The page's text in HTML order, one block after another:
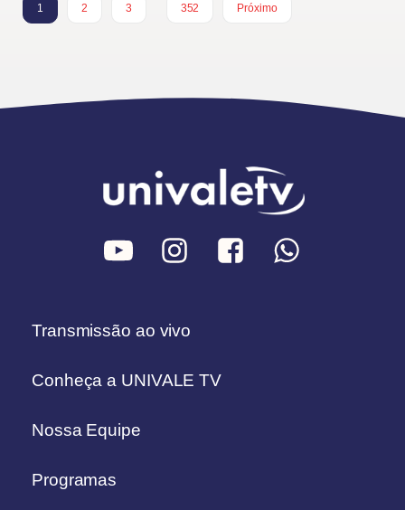
1 2 3
352
Próximo
Transmissão ao vivo
Conheça a UNIVALE TV
Nossa Equipe
Programas